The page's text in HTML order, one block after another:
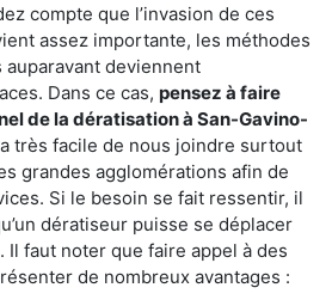
compte que l’invasion de ces
assez importante, les méthodes
deviennent
Dans ce cas, pensez à faire
de la dératisation à San-Gavino-
très facile de nous joindre surtout
grandes agglomérations afin de
Si le besoin se fait ressentir, il
dératiseur puisse se déplacer
Il faut noter que faire appel à des
de nombreux avantages :